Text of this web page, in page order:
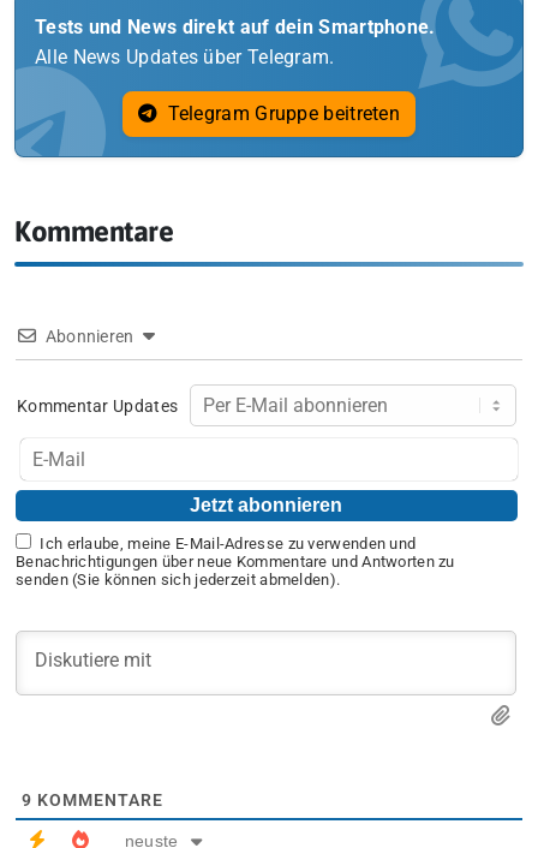
Tests und News direkt auf dein Smartphone.
Alle News Updates über Telegram.
Telegram Gruppe beitreten
Kommentare
Abonnieren
Kommentar Updates
Ich erlaube, meine E-Mail-Adresse zu verwenden und
Benachrichtigungen über neue Kommentare und Antworten zu
senden (Sie können sich jederzeit abmelden).
9 KOMMENTARE
neuste